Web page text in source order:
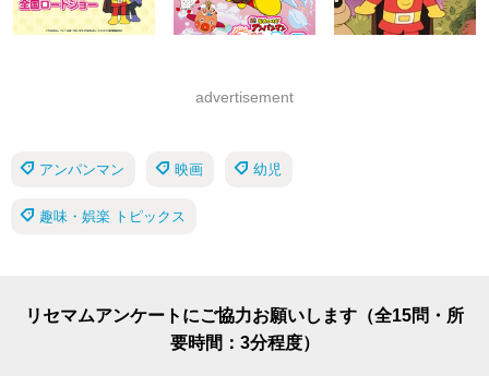
advertisement
アンパンマン 映画 幼児
趣味・娯楽 トピックス
リセマムアンケートにご協力お願いします（全15問・所
要時間：3分程度）